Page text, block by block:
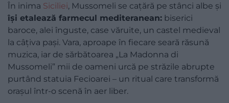
În inima Siciliei, Mussomeli se cațără pe stânci albe și
își etalează farmecul mediteranean: biserici
baroce, alei înguste, case văruite, un castel medieval
la câțiva pași. Vara, aproape în fiecare seară răsună
muzica, iar de sărbătoarea „La Madonna di
Mussomeli” mii de oameni urcă pe străzile abrupte
purtând statuia Fecioarei – un ritual care transformă
orașul într-o scenă în aer liber.